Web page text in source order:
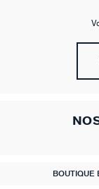
BOUTIQUE